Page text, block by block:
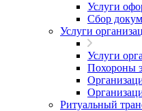
Услуги
Сбор
Услуги
Услуги
Похороны
Ритуальный